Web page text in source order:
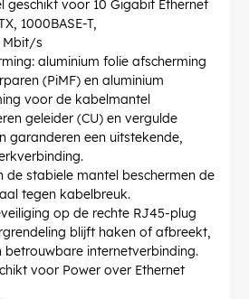
geschikt voor 10 Gigabit Ethernet
1000BASE-T,
Mbit/s
aluminium folie afscherming
(PiMF) en aluminium
voor de kabelmantel
geleider (CU) en vergulde
garanderen een uitstekende,
de stabiele mantel beschermen de
tegen kabelbreuk.
op de rechte RJ45-plug
blijft haken of afbreekt,
betrouwbare internetverbinding.
voor Power over Ethernet